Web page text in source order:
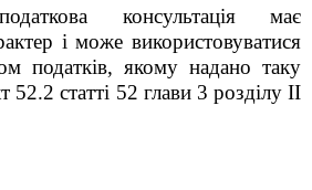
консультація має
і може використовуватися
податків, якому надано таку
52.2 статті 52 глави 3 розділу ІІ